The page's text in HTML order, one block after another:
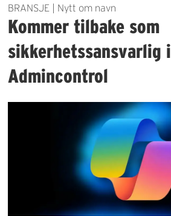
BRANSJE | Nytt om navn
Kommer tilbake som
sikkerhetssansvarlig i
Admincontrol